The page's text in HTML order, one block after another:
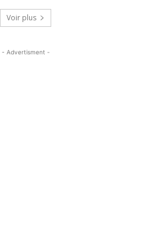
Voir plus
- Advertisment -